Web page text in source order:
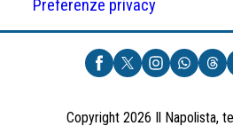
UNA
NUOVA
Preferenze privacy
Copyright 2026 Il Napolista,